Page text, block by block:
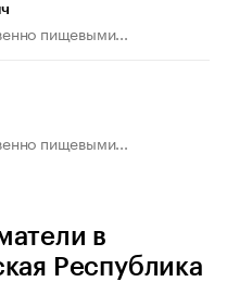
пищевыми...
пищевыми...
в
Республика